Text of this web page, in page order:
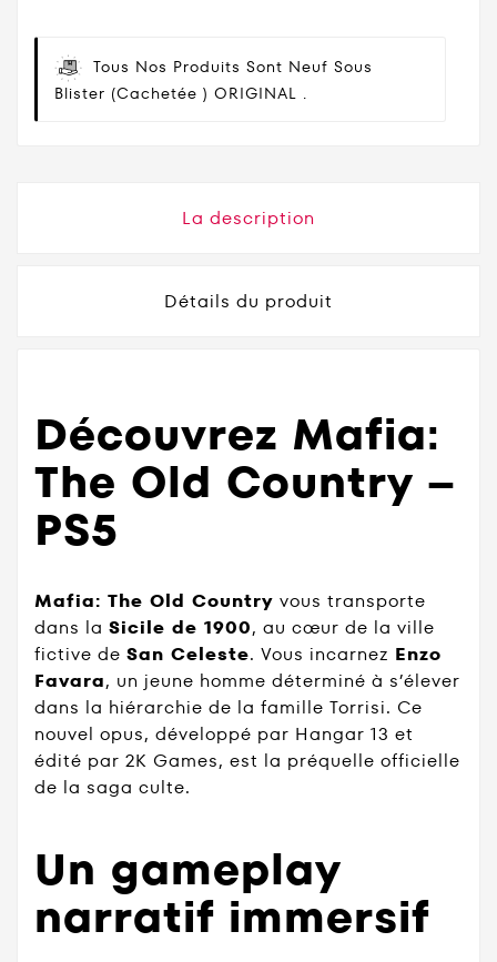
Tous Nos Produits Sont Neuf Sous
Blister (cachetée ) ORIGINAL .
La description
Détails du produit
Découvrez Mafia:
The Old Country –
PS5
Mafia: The Old Country vous transporte
dans la Sicile de 1900, au cœur de la ville
fictive de San Celeste. Vous incarnez Enzo
Favara, un jeune homme déterminé à s’élever
dans la hiérarchie de la famille Torrisi. Ce
nouvel opus, développé par Hangar 13 et
édité par 2K Games, est la préquelle officielle
de la saga culte.
Un gameplay
narratif immersif